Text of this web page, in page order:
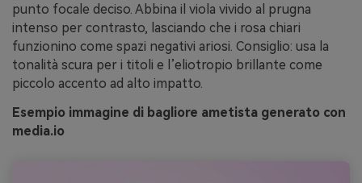
punto focale deciso. Abbina il viola vivido al prugna
intenso per contrasto, lasciando che i rosa chiari
funzionino come spazi negativi ariosi. Consiglio: usa la
tonalità scura per i titoli e l’eliotropio brillante come
piccolo accento ad alto impatto.
Esempio immagine di bagliore ametista generato con
media.io